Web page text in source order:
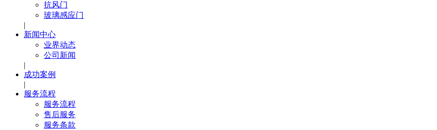
抗风门
玻璃感应门
|
新闻中心
业界动态
公司新闻
|
成功案例
|
服务流程
服务流程
售后服务
服务条款